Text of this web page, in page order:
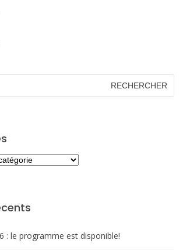
: le programme est disponible!